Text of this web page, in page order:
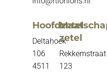
Hoofdzetel
Deltahoek
106
4511
zetel
Rekkemstraat
123